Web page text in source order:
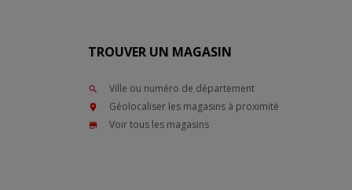
TROUVER UN MAGASIN
Ville ou numéro de département
Géolocaliser les magasins à proximité
Voir tous les magasins